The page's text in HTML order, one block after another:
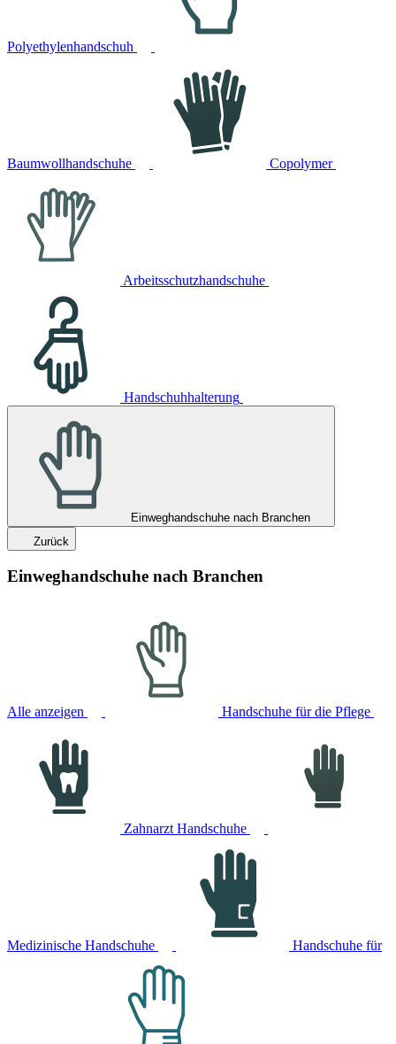
Polyethylenhandschuh
Baumwollhandschuhe Copolymer
Arbeitsschutzhandschuhe
Handschuhhalterung
Einweghandschuhe nach Branchen
Zurück
Einweghandschuhe nach Branchen
Alle anzeigen Handschuhe für die Pflege
Zahnarzt Handschuhe
Medizinische Handschuhe Handschuhe für